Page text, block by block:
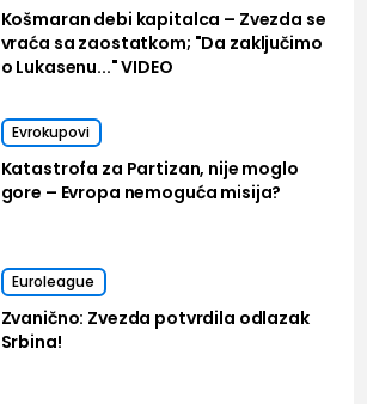
Košmaran debi kapitalca – Zvezda se
vraća sa zaostatkom; "Da zaključimo
o Lukasenu..." VIDEO
Evrokupovi
Katastrofa za Partizan, nije moglo
gore – Evropa nemoguća misija?
Euroleague
Zvanično: Zvezda potvrdila odlazak
Srbina!